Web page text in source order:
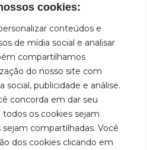
cookies:
conteúdos e
de mídia social e analisar
compartilhamos
do nosso site com
social, publicidade e análise.
concorda em dar seu
os cookies sejam
compartilhadas. Você
dos cookies clicando em
Rua
Tiradentes,
Anita
Franchini,
50/96
Neighborhood:
Santa
Terezinha
São Bernardo
Networks
Facebook